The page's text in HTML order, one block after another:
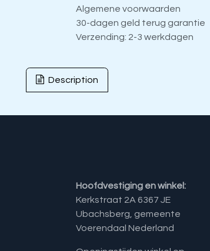
Algemene voorwaarden
30-dagen geld terug garantie
Verzending: 2-3 werkdagen
Description
Hoofdvestiging en winkel:
Kerkstraat 2A 6367 JE
Ubachsberg, gemeente
Voerendaal Nederland